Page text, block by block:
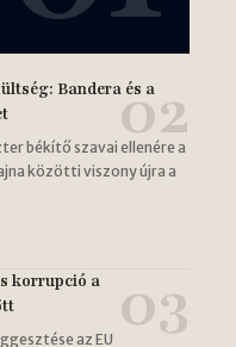
Bandera és a
békítő szavai ellenére a
közötti viszony újra a
korrupció a
az EU